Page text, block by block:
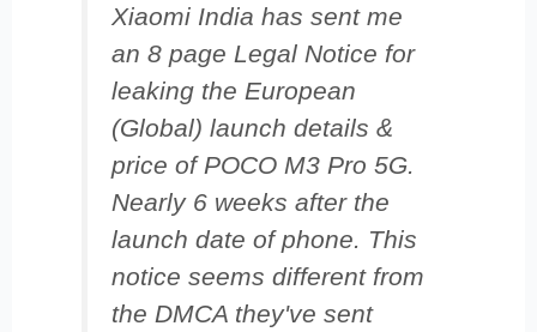
Xiaomi India has sent me
an 8 page Legal Notice for
leaking the European
(Global) launch details &
price of POCO M3 Pro 5G.
Nearly 6 weeks after the
launch date of phone. This
notice seems different from
the DMCA they've sent